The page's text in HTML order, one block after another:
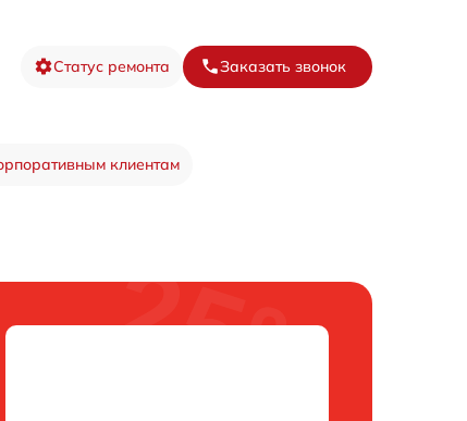
Статус ремонта Заказать звонок
клиентам